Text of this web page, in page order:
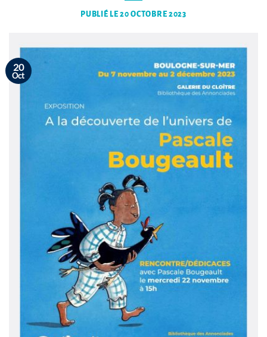
PUBLIÉ LE20 OCTOBRE 2023
20
Oct